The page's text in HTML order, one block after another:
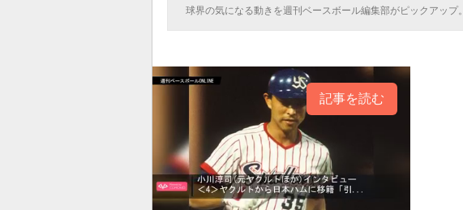
球界の気になる動きを週刊ベースボール編集部がピックアップ。
記事を読む